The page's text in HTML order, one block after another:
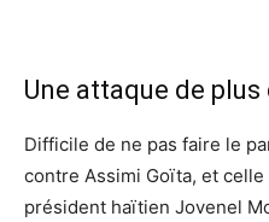
Une attaque de
Difficile de ne pas faire le
contre Assimi Goïta, et
président haïtien Jovenel